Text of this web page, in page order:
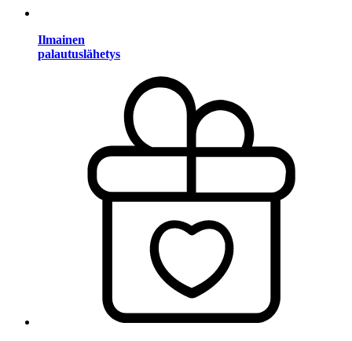
Ilmainen
palautuslähetys